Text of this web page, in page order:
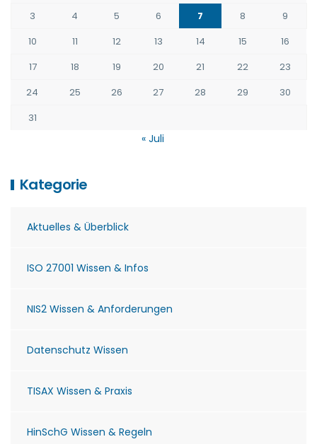
3
4 5 6 7 8
9
10
11 12 13 14 15
16
17
18 19 20 21 22
23
24
25 26 27 28 29
30
31
« Juli
Kategorie
Aktuelles & Überblick
ISO 27001 Wissen & Infos
NIS2 Wissen & Anforderungen
Datenschutz Wissen
TISAX Wissen & Praxis
HinSchG Wissen & Regeln